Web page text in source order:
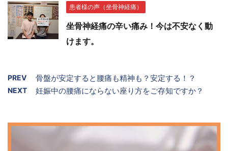
患者様の声（坐骨神経痛）
坐骨神経痛の辛い痛み！今は不安なく動
けます。
PREV 骨盤が安定すると腰痛も精神も？安定する！？
NEXT 妊娠中の腰痛にならない座り方をご存知ですか？